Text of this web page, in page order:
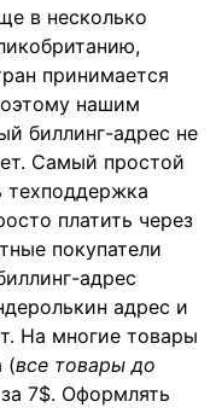
в несколько
принимается
нашим
биллинг-адрес не
Самый простой
техподдержка
платить через
покупатели
адрес
адрес и
На многие товары
(все товары до
7$. Оформлять